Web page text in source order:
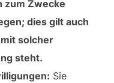
zum Zwecke
dies gilt auch
solcher
steht.
Sie